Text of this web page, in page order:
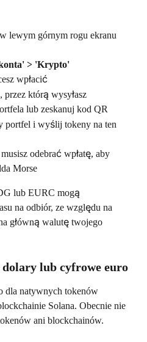
lewym górnym rogu ekranu
> 'Krypto'
wpłacić
którą wysyłasz
lub zeskanuj kod QR
portfel i wyślij tokeny na ten
odebrać wpłatę, aby
Morse
lub EURC mogą
na odbiór, ze względu na
główną walutę twojego
lub cyfrowe euro
dla natywnych tokenów
Solana. Obecnie nie
ani blockchainów.